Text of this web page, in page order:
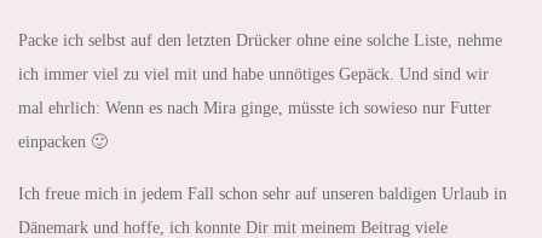
Packe ich selbst auf den letzten Drücker ohne eine solche Liste, nehme
ich immer viel zu viel mit und habe unnötiges Gepäck. Und sind wir
mal ehrlich: Wenn es nach Mira ginge, müsste ich sowieso nur Futter
einpacken 🙂
Ich freue mich in jedem Fall schon sehr auf unseren baldigen Urlaub in
Dänemark und hoffe, ich konnte Dir mit meinem Beitrag viele